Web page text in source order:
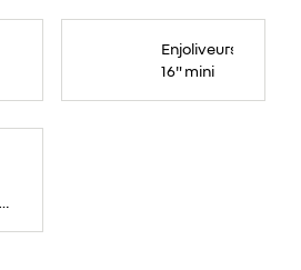
Enjoliveurs
16" mini